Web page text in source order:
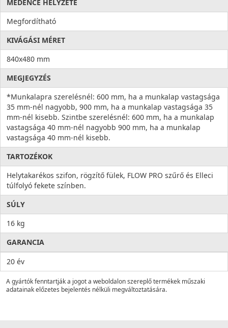
MEDENCE HELYZETE
Megfordítható
KIVÁGÁSI MÉRET
840x480 mm
MEGJEGYZÉS
*Munkalapra szerelésnél: 600 mm, ha a munkalap vastagsága
35 mm-nél nagyobb, 900 mm, ha a munkalap vastagsága 35
mm-nél kisebb. Szintbe szerelésnél: 600 mm, ha a munkalap
vastagsága 40 mm-nél nagyobb 900 mm, ha a munkalap
vastagsága 40 mm-nél kisebb.
TARTOZÉKOK
Helytakarékos szifon, rögzítő fülek, FLOW PRO szűrő és Elleci
túlfolyó fekete színben.
SÚLY
16 kg
GARANCIA
20 év
A gyártók fenntartják a jogot a weboldalon szereplő termékek műszaki
adatainak előzetes bejelentés nélküli megváltoztatására.